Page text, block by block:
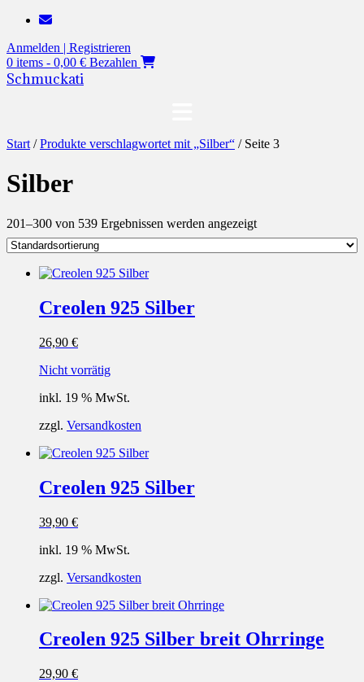
Zum
springen
Anmelden | Registrieren
0 items - 0,00 € Bezahlen
Schmuckati
Start /Produkte verschlagwortet mit „Silber“ / Seite 3
Silber
201–300 von 539 Ergebnissen werden angezeigt
Creolen 925 Silber
26,90 €
Nicht vorrätig
inkl. 19 % MwSt.
zzgl. Versandkosten
Creolen 925 Silber
39,90 €
inkl. 19 % MwSt.
zzgl. Versandkosten
Creolen 925 Silber breit Ohrringe
29,90 €